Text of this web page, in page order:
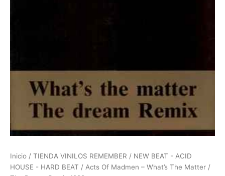
Inicio / TIENDA VINILOS REMEMBER / NEW BEAT - ACID
HOUSE - HARD BEAT / Acts Of Madmen – What’s The Matter /